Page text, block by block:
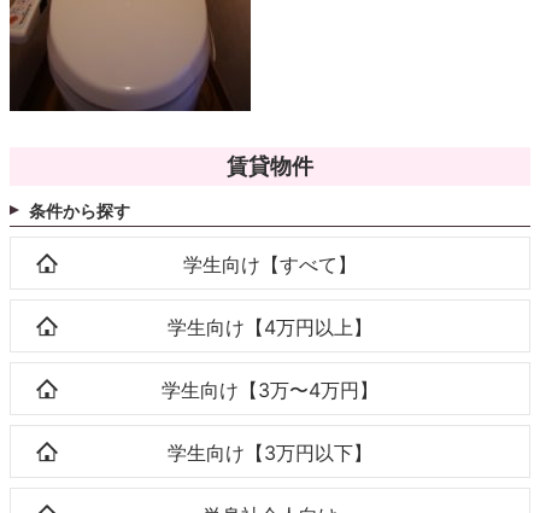
賃貸物件
条件から探す
学生向け【すべて】
学生向け【4万円以上】
学生向け【3万〜4万円】
学生向け【3万円以下】